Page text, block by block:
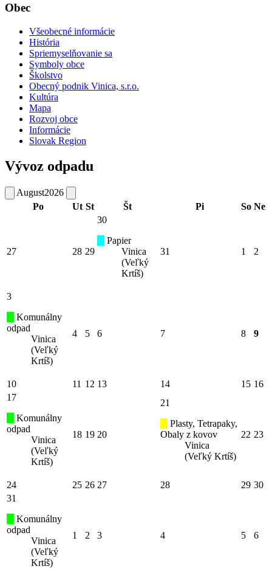
Obec
Všeobecné informácie
História
Spriemyselňovanie sa
Symboly obce
Školstvo
Obecný podnik Vinica, s.r.o.
Kultúra
Mapa
Rozvoj obce
Informácie
Slovak Region
Vývoz odpadu
August2026
Po
Ut St Št Pi So Ne
27 28 29
30
Papier
Vinica
(Veľký
Krtíš)
31 1 2
3
Komunálny
odpad
Vinica
(Veľký
Krtíš)
4 5 6 7 8 9
10 11 12 13 14 15 16
17
Komunálny
odpad
Vinica
(Veľký
Krtíš)
18 19 20
21
Plasty, Tetrapaky,
Obaly z kovov
Vinica
(Veľký Krtíš)
22 23
24 25 26 27 28 29 30
31
Komunálny
odpad
Vinica
(Veľký
Krtíš)
1 2 3 4 5 6